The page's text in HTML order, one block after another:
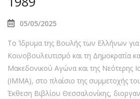
05/05/2025
Το Ίδρυμα της Βουλής των Ελλήνων για
Κοινοβουλευτισμό και τη Δημοκρατία
Μακεδονικού Αγώνα και της Νεότερης
(IMMA), στο πλαίσιο της συμμετοχής
Έκθεση Βιβλίου Θεσσαλονίκης,